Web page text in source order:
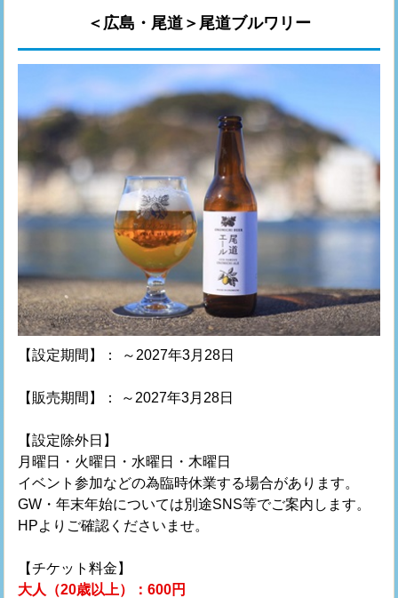
＜広島・尾道＞尾道ブルワリー
【設定期間】： ～2027年3月28日
【販売期間】： ～2027年3月28日
【設定除外日】
月曜日・火曜日・水曜日・木曜日
イベント参加などの為臨時休業する場合があります。
GW・年末年始については別途SNS等でご案内します。
HPよりご確認くださいませ。
【チケット料金】
大人（20歳以上）：600円